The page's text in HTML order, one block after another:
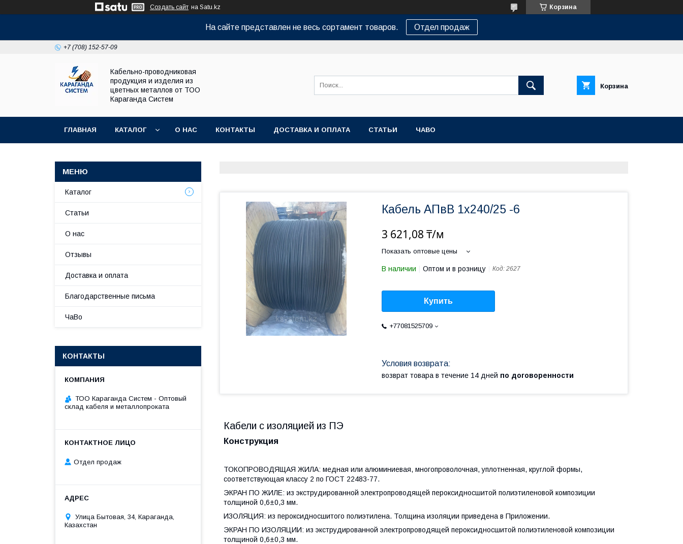
Создать сайт на Satu.kz Корзина
На сайте представлен не весь сортамент товаров. Отдел продаж
+7 (708) 152-57-09
Кабельно-проводниковая
продукция и изделия из
цветных металлов от ТОО
Караганда Систем
Корзина
ГЛАВНАЯ КАТАЛОГ О НАС КОНТАКТЫ ДОСТАВКА И ОПЛАТА СТАТЬИ ЧАВО
Кабель АПвВ 1х240/25 -6
3 621,08 ₸/м
Показать оптовые цены
В наличии Оптом и в розницу Код: 2627
Купить
+77081525709
возврат товара в течение 14 дней по договоренности
Кабели с изоляцией из ПЭ
Конструкция
ТОКОПРОВОДЯЩАЯ ЖИЛА: медная или алюминиевая, многопроволочная, уплотненная, круглой формы,
соответствующая классу 2 по ГОСТ 22483-77.
ЭКРАН ПО ЖИЛЕ: из экструдированной электропроводящей пероксидносшитой полиэтиленовой композиции
толщиной 0,6±0,3 мм.
ИЗОЛЯЦИЯ: из пероксидносшитого полиэтилена. Толщина изоляции приведена в Приложении.
ЭКРАН ПО ИЗОЛЯЦИИ: из экструдированной электропроводящей пероксидносшитой полиэтиленовой композиции
толщиной 0,6±0,3 мм.
Каталог
Статьи
О нас
Отзывы
Доставка и оплата
Благодарственные письма
ЧаВо
КОНТАКТЫ
ТОО Караганда Систем - Оптовый
склад кабеля и металлопроката
Отдел продаж
Улица Бытовая, 34, Караганда,
Казахстан